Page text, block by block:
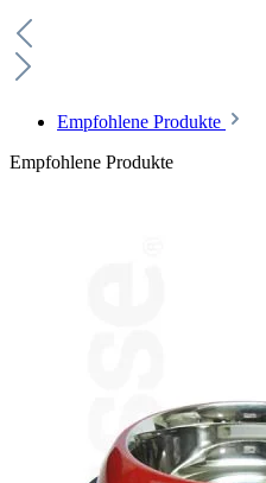
Empfohlene Produkte
Empfohlene Produkte